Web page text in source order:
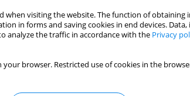
when visiting the website. The function of
in forms and saving cookies in end devices.
analyze the traffic in accordance with the Privacy
your browser. Restricted use of cookies in the
ruchów i organizacji skrajnych w
wp-cont...(29.04.2015).
migratio...(29.04.2014).